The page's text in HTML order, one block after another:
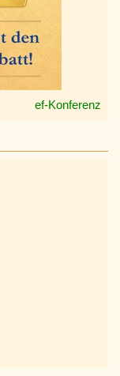
ef-Konferenz